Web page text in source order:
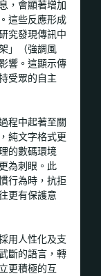
，會顯著增加
這些反應形成
究發現傳訊中
」（強調風
響。這顯示傳
受眾的自主
程中起著至關
純文字格式更
的數碼環境
為刺眼。此
行為時，抗拒
更有保護意
用人性化及支
斷的語言，轉
更積極的互